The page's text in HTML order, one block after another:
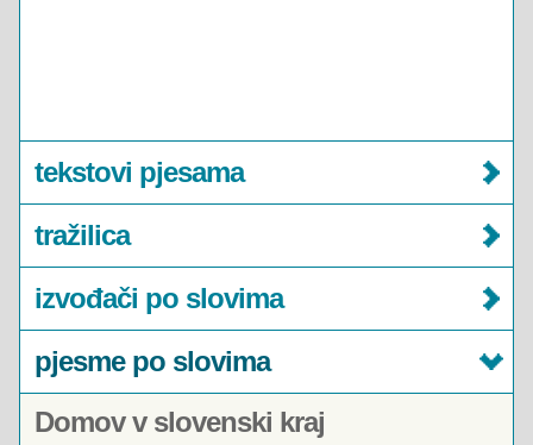
tekstovi pjesama
tražilica
izvođači po slovima
pjesme po slovima
Domov v slovenski kraj